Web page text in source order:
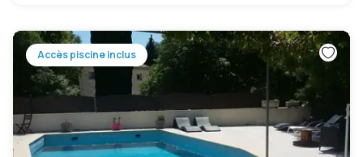
Accès piscine inclus